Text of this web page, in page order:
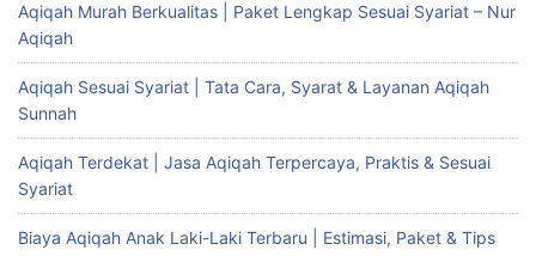
Aqiqah Murah Berkualitas | Paket Lengkap Sesuai Syariat – Nur
Aqiqah
Aqiqah Sesuai Syariat | Tata Cara, Syarat & Layanan Aqiqah
Sunnah
Aqiqah Terdekat | Jasa Aqiqah Terpercaya, Praktis & Sesuai
Syariat
Biaya Aqiqah Anak Laki-Laki Terbaru | Estimasi, Paket & Tips